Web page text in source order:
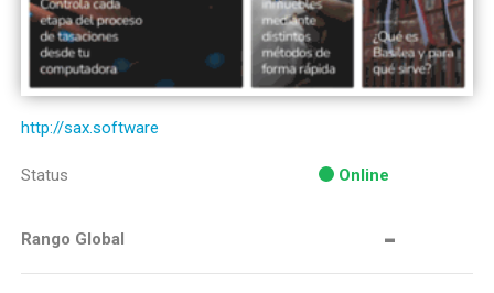
http://sax.software
Status Online
Rango Global -